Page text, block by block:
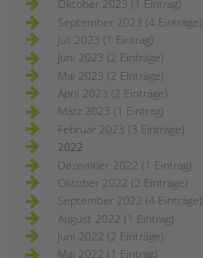
Oktober 2023 (1 Eintrag)
September 2023 (4 Einträge)
Juli 2023 (1 Eintrag)
Juni 2023 (2 Einträge)
Mai 2023 (2 Einträge)
April 2023 (2 Einträge)
März 2023 (1 Eintrag)
Februar 2023 (3 Einträge)
2022
Dezember 2022 (1 Eintrag)
Oktober 2022 (2 Einträge)
September 2022 (4 Einträge)
August 2022 (1 Eintrag)
Juni 2022 (2 Einträge)
Mai 2022 (1 Eintrag)